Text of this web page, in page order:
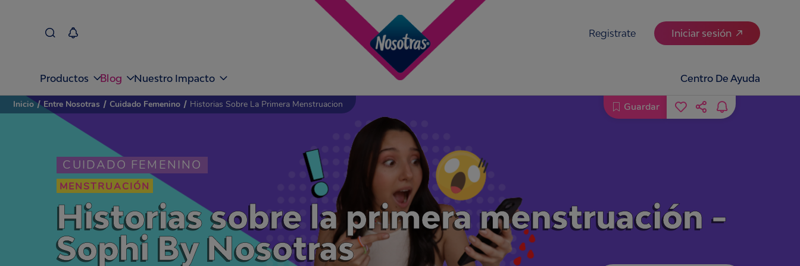
Registrate Iniciar sesión
Productos Blog Nuestro Impacto Centro De Ayuda
CUIDADO FEMENINO
MENSTRUACIÓN
Historias sobre la primera menstruación -
Sophi By Nosotras
Inicio / Entre Nosotras / Cuidado Femenino / Historias Sobre La Primera Menstruacion Guardar